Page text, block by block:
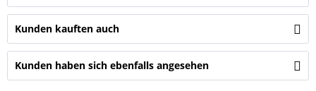
Kunden kauften auch
Kunden haben sich ebenfalls angesehen